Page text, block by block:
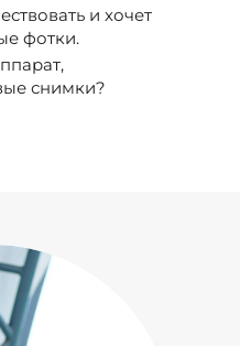
и хочет
фотки.
снимки?